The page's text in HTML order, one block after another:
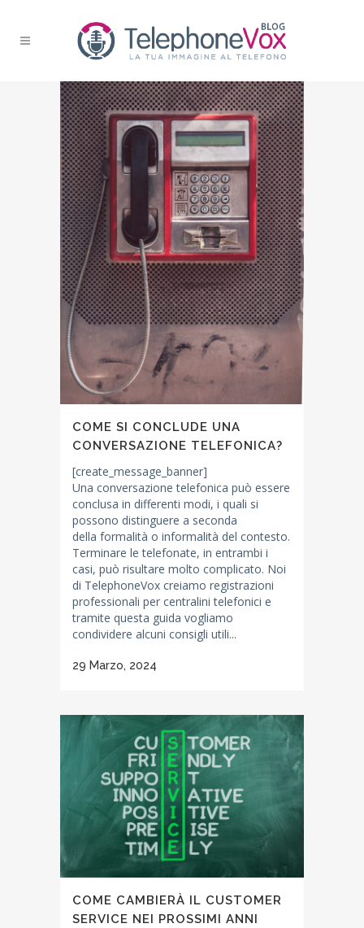
COME SI CONCLUDE UNA
CONVERSAZIONE TELEFONICA?
[create_message_banner]
Una conversazione telefonica può essere
conclusa in differenti modi, i quali si
possono distinguere a seconda
della formalità o informalità del contesto.
Terminare le telefonate, in entrambi i
casi, può risultare molto complicato. Noi
di TelephoneVox creiamo registrazioni
professionali per centralini telefonici e
tramite questa guida vogliamo
condividere alcuni consigli utili...
29 Marzo, 2024
COME CAMBIERÀ IL CUSTOMER
SERVICE NEI PROSSIMI ANNI